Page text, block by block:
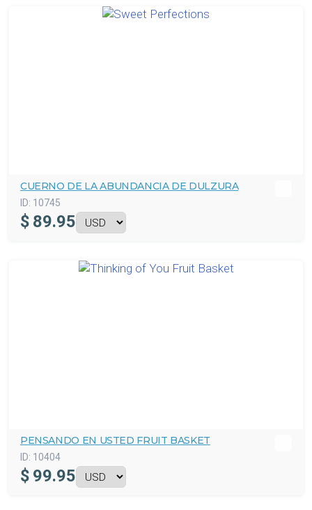
CUERNO DE LA ABUNDANCIA DE DULZURA
ID: 10745
$ 89.95
PENSANDO EN USTED FRUIT BASKET
ID: 10404
$ 99.95